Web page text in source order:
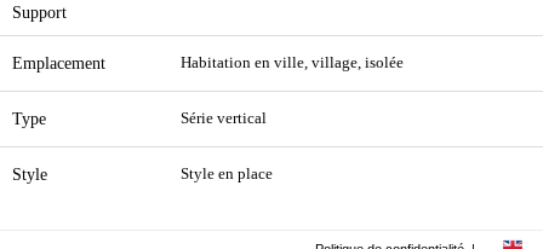
Support
Emplacement Habitation en ville, village, isolée
Type Série vertical
Style Style en place